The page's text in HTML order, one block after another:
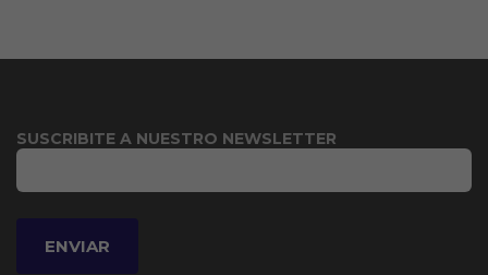
SUSCRIBITE A NUESTRO NEWSLETTER